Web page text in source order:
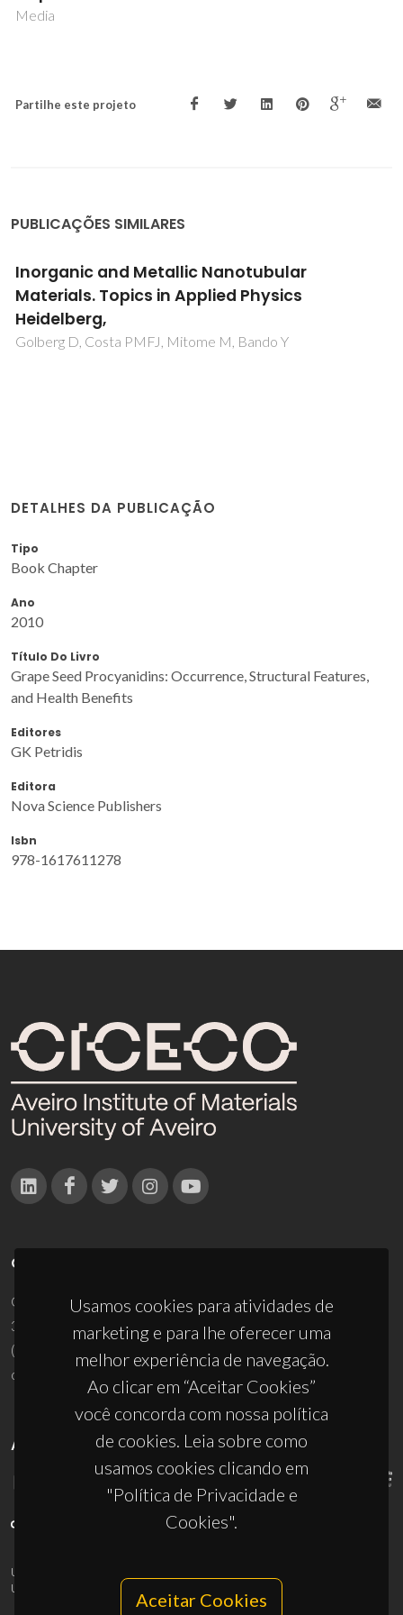
Media
Partilhe este projeto
PUBLICAÇÕES SIMILARES
Inorganic and Metallic Nanotubular
Materials. Topics in Applied Physics
Heidelberg,
Golberg D, Costa PMFJ, Mitome M, Bando Y
DETALHES DA PUBLICAÇÃO
Tipo
Book Chapter
Ano
2010
Título Do Livro
Grape Seed Procyanidins: Occurrence, Structural Features,
and Health Benefits
Editores
GK Petridis
Editora
Nova Science Publishers
Isbn
978-1617611278
Usamos cookies para atividades de
marketing e para lhe oferecer uma
melhor experiência de navegação.
Ao clicar em “Aceitar Cookies”
você concorda com nossa política
de cookies. Leia sobre como
usamos cookies clicando em
"Política de Privacidade e
Cookies".
Aceitar Cookies
CONTACTOS
Campus Universitário de Santiago
3810-193 Aveiro - Portugal
(+351) 234 370 200
ciceco@ua.pt
APOIOS
UID/PRR/50011/2025
UID/PRR2/50011/2025
10.54499/UID/PRR2/50011/2025